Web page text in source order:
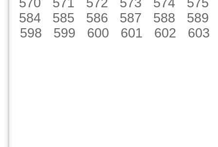
570
571 572 573 574
575
584
585 586 587 588
589
598
599 600 601 602 603